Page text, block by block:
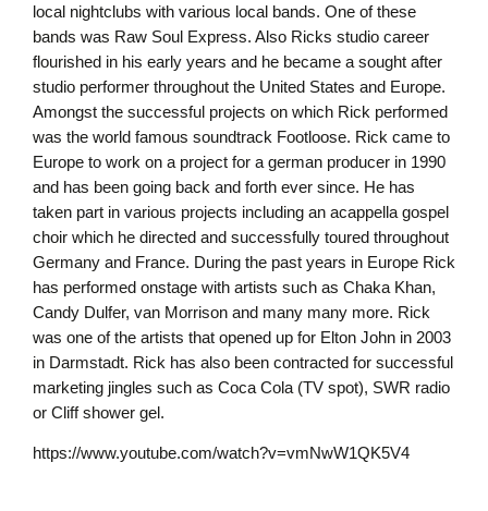
local nightclubs with various local bands. One of these
bands was Raw Soul Express. Also Ricks studio career
flourished in his early years and he became a sought after
studio performer throughout the United States and Europe.
Amongst the successful projects on which Rick performed
was the world famous soundtrack Footloose. Rick came to
Europe to work on a project for a german producer in 1990
and has been going back and forth ever since. He has
taken part in various projects including an acappella gospel
choir which he directed and successfully toured throughout
Germany and France. During the past years in Europe Rick
has performed onstage with artists such as Chaka Khan,
Candy Dulfer, van Morrison and many many more. Rick
was one of the artists that opened up for Elton John in 2003
in Darmstadt. Rick has also been contracted for successful
marketing jingles such as Coca Cola (TV spot), SWR radio
or Cliff shower gel.
https://www.youtube.com/watch?v=vmNwW1QK5V4